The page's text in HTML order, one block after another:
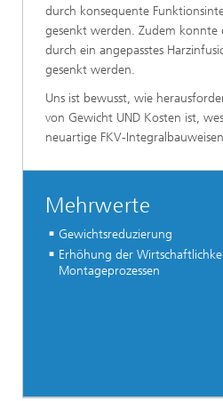
durch konsequente
gesenkt werden. Zudem konnte
durch ein angepasstes
gesenkt werden.
Uns ist bewusst, wie
von Gewicht UND Kosten ist,
neuartige FKV-
Mehrwerte
Gewichtsreduzierung
Erhöhung der
Montageprozessen